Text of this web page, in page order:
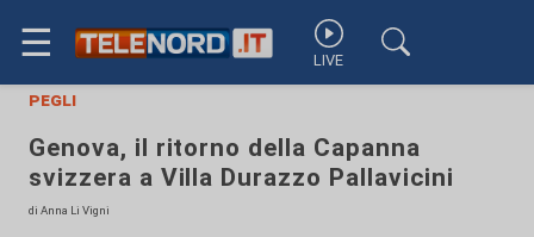
☰ LIVE
pegli
Genova, il ritorno della Capanna
svizzera a Villa Durazzo Pallavicini
di Anna Li Vigni